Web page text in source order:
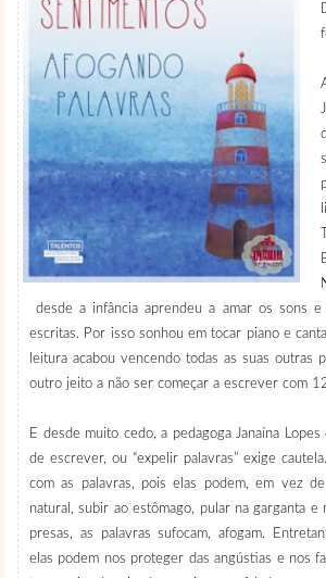
desde a infância aprendeu a amar os sons e
escritas. Por isso sonhou em tocar piano e
leitura acabou vencendo todas as suas outras
outro jeito a não ser começar a escrever com
E desde muito cedo, a pedagoga Janaína
de escrever, ou “expelir palavras” exige
com as palavras, pois elas podem, em vez
natural, subir ao estômago, pular na garganta e
presas, as palavras sufocam, afogam.
elas podem nos proteger das angústias e nos